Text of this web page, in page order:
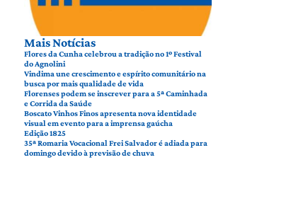
Mais Notícias
Flores da Cunha celebrou a tradição no 1º Festival
do Agnolini
Vindima une crescimento e espírito comunitário na
busca por mais qualidade de vida
Florenses podem se inscrever para a 5ª Caminhada
e Corrida da Saúde
Boscato Vinhos Finos apresenta nova identidade
visual em evento para a imprensa gaúcha
Edição 1825
35ª Romaria Vocacional Frei Salvador é adiada para
domingo devido à previsão de chuva